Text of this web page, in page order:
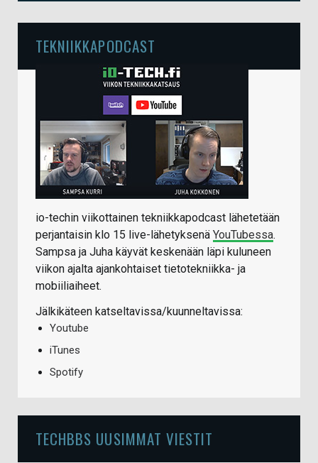
TEKNIIKKAPODCAST
io-techin viikottainen tekniikkapodcast lähetetään
perjantaisin klo 15 live-lähetyksenä YouTubessa.
Sampsa ja Juha käyvät keskenään läpi kuluneen
viikon ajalta ajankohtaiset tietotekniikka- ja
mobiiliaiheet.
Jälkikäteen katseltavissa/kuunneltavissa:
Youtube
iTunes
Spotify
TECHBBS UUSIMMAT VIESTIT